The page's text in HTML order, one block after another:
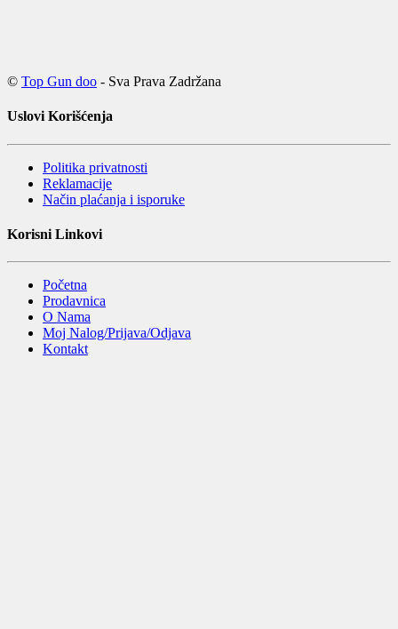
© Top Gun doo - Sva Prava Zadržana
Uslovi Korišćenja
Politika privatnosti
Reklamacije
Način plaćanja i isporuke
Korisni Linkovi
Početna
Prodavnica
O Nama
Moj Nalog/Prijava/Odjava
Kontakt